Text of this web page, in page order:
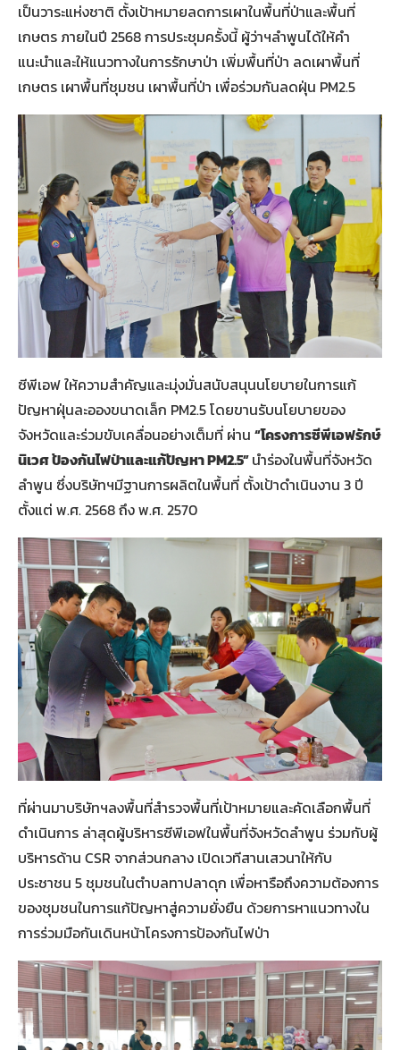
เป็นวาระแห่งชาติ ตั้งเป้าหมายลดการเผาในพื้นที่ป่าและพื้นที่
เกษตร ภายในปี 2568 การประชุมครั้งนี้ ผู้ว่าฯลำพูนได้ให้คำ
แนะนำและให้แนวทางในการรักษาป่า เพิ่มพื้นที่ป่า ลดเผาพื้นที่
เกษตร เผาพื้นที่ชุมชน เผาพื้นที่ป่า เพื่อร่วมกันลดฝุ่น PM2.5
ซีพีเอฟ ให้ความสำคัญและมุ่งมั่นสนับสนุนนโยบายในการแก้
ปัญหาฝุ่นละอองขนาดเล็ก PM2.5 โดยขานรับนโยบายของ
จังหวัดและร่วมขับเคลื่อนอย่างเต็มที่ ผ่าน “โครงการซีพีเอฟรักษ์
นิเวศป้องกันไฟป่าและแก้ปัญหาPM2.5”นำร่องในพื้นที่จังหวัด
ลำพูน ซึ่งบริษัทฯมีฐานการผลิตในพื้นที่ ตั้งเป้าดำเนินงาน 3 ปี
ตั้งแต่ พ.ศ. 2568 ถึง พ.ศ. 2570
ที่ผ่านมาบริษัทฯลงพื้นที่สำรวจพื้นที่เป้าหมายและคัดเลือกพื้นที่
ดำเนินการ ล่าสุดผู้บริหารซีพีเอฟในพื้นที่จังหวัดลำพูน ร่วมกับผู้
บริหารด้าน CSR จากส่วนกลาง เปิดเวทีสานเสวนาให้กับ
ประชาชน 5 ชุมชนในตำบลทาปลาดุก เพื่อหารือถึงความต้องการ
ของชุมชนในการแก้ปัญหาสู่ความยั่งยืน ด้วยการหาแนวทางใน
การร่วมมือกันเดินหน้าโครงการป้องกันไฟป่า